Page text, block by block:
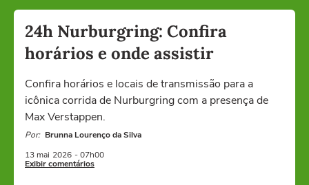
24h Nurburgring: Confira
horários e onde assistir
Confira horários e locais de transmissão para a
icônica corrida de Nurburgring com a presença de
Max Verstappen.
Por: Brunna Lourenço da Silva
13 mai 2026 - 07h00
Exibir comentários